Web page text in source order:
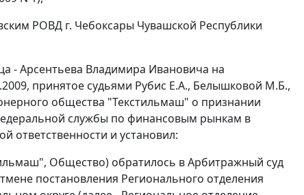
РОВД г. Чебоксары Чувашской Республики
- Арсентьева Владимира Ивановича на
принятое судьями Рубис Е.А., Белышковой М.Б.,
общества "Текстильмаш" о признании
службы по финансовым рынкам в
ответственности и установил:
Общество) обратилось в Арбитражный суд
постановления Регионального отделения